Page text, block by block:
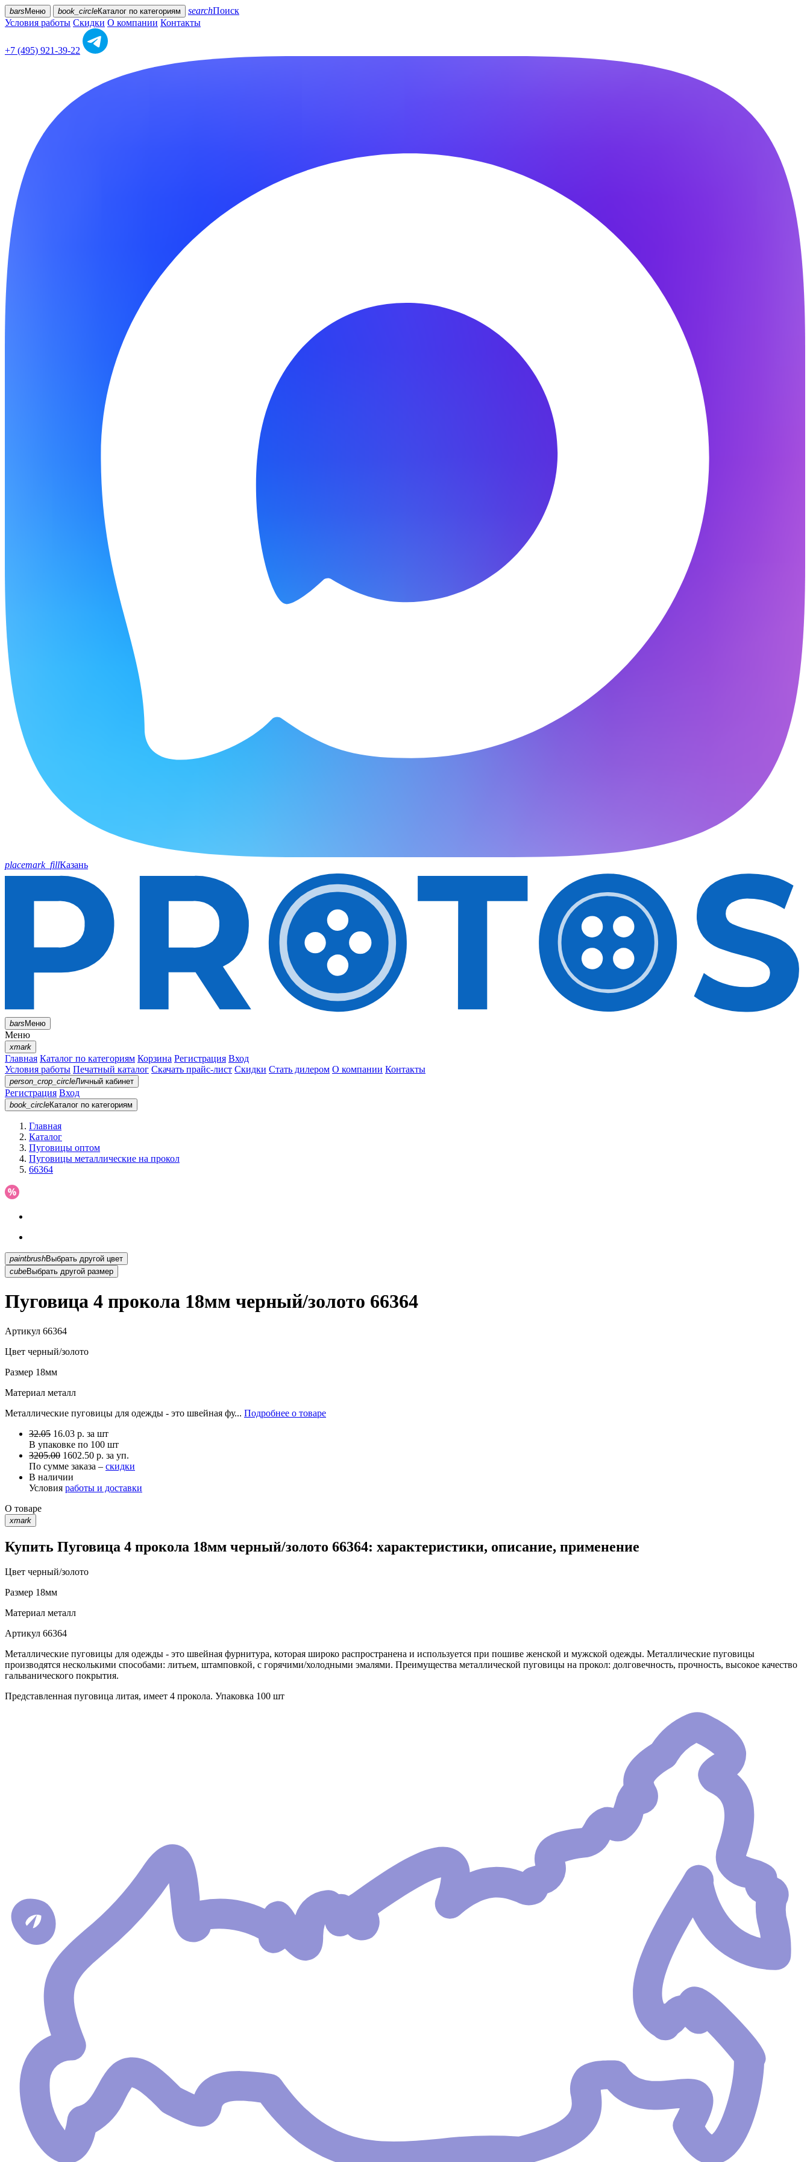
bars Меню book_circleКаталог по категориям searchПоиск
Условия работы Скидки О компании Контакты
+7 (495) 921-39-22
placemark_fillКазань
barsМеню
Меню
xmark
Главная Каталог по категориям Корзина Регистрация Вход
Условия работы Печатный каталог Скачать прайс-лист Скидки Стать дилером О компании Контакты
person_crop_circleЛичный кабинет
Регистрация Вход
book_circleКаталог по категориям
Главная
Каталог
Пуговицы оптом
Пуговицы металлические на прокол
66364
paintbrush
Выбрать другой цвет
cubeВыбрать другой размер
Пуговица 4 прокола 18мм черный/золото 66364
Артикул 66364
Цвет черный/золото
Размер 18мм
Материал металл
Металлические пуговицы для одежды - это швейная фу... Подробнее о товаре
32.05 16.03 р. за шт
В упаковке по 100 шт
3205.00 1602.50 р. за уп.
По сумме заказа – скидки
В наличии
Условия работы и доставки
О товаре
xmark
Купить Пуговица 4 прокола 18мм черный/золото 66364: характеристики, описание, применение
Цвет черный/золото
Размер 18мм
Материал металл
Артикул 66364
Металлические пуговицы для одежды - это швейная фурнитура, которая широко распространена и используется при пошиве женской и мужской одежды. Металлические пуговицы
производятся несколькими способами: литьем, штамповкой, с горячими/холодными эмалями. Преимущества металлической пуговицы на прокол: долговечность, прочность, высокое качество
гальванического покрытия.
Представленная пуговица литая, имеет 4 прокола. Упаковка 100 шт